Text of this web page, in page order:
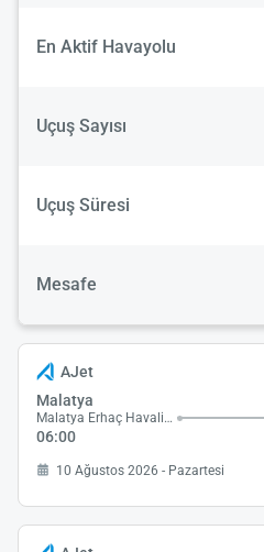
En Aktif Havayolu
Uçuş Sayısı
Uçuş Süresi
Mesafe
AJet
Malatya
Malatya Erhaç Havalimanı
06:00
10 Ağustos 2026 - Pazartesi